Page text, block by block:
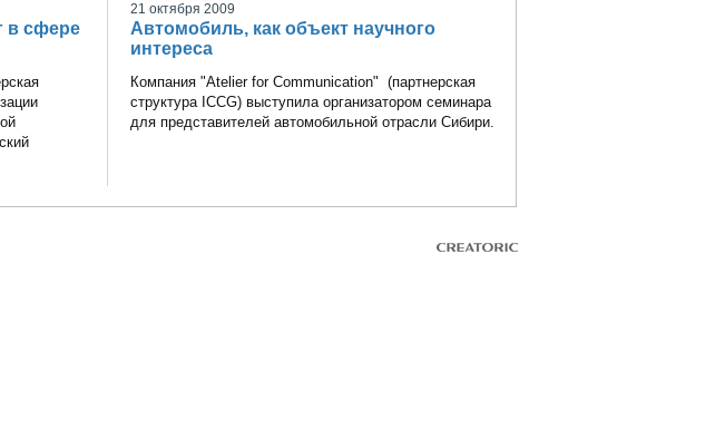
в сфере
21 октября 2009
Автомобиль, как объект научного
интереса
Компания "Atelier for Communication" (партнерская
структура ICCG) выступила организатором семинара
для представителей автомобильной отрасли Сибири.